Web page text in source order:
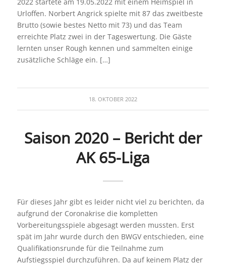
Urloffen. Norbert Angrick spielte mit 87 das zweitbeste
Brutto (sowie bestes Netto mit 73) und das Team
erreichte Platz zwei in der Tageswertung. Die Gäste
lernten unser Rough kennen und sammelten einige
zusätzliche Schläge ein. […]
18. OKTOBER 2022
Saison 2020 – Bericht der
AK 65-Liga
Für dieses Jahr gibt es leider nicht viel zu berichten, da
aufgrund der Coronakrise die kompletten
Vorbereitungsspiele abgesagt werden mussten. Erst
spät im Jahr wurde durch den BWGV entschieden, eine
Qualifikationsrunde für die Teilnahme zum
Aufstiegsspiel durchzuführen. Da auf keinem Platz der